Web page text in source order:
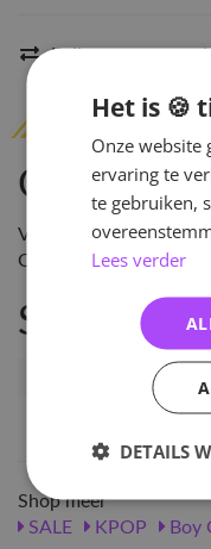
Indien op voorraad
Versie: Random,
Opmerkingen! \n \n
Artikelnummer
Shop meer
SALE
KPOP Boy
Het is 🍪
Onze website
ervaring te
te gebruiken,
Lees verder
DETAILS